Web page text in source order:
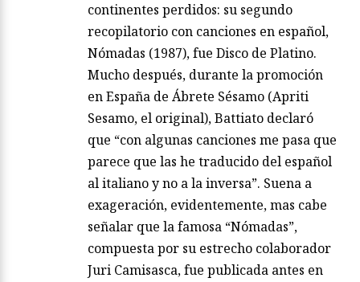
continentes perdidos: su segundo
recopilatorio con canciones en español,
Nómadas (1987), fue Disco de Platino.
Mucho después, durante la promoción
en España de Ábrete Sésamo (Apriti
Sesamo, el original), Battiato declaró
que “con algunas canciones me pasa que
parece que las he traducido del español
al italiano y no a la inversa”. Suena a
exageración, evidentemente, mas cabe
señalar que la famosa “Nómadas”,
compuesta por su estrecho colaborador
Juri Camisasca, fue publicada antes en